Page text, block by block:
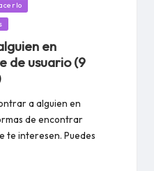
en
de usuario (9
a alguien en
de encontrar
te interesen. Puedes